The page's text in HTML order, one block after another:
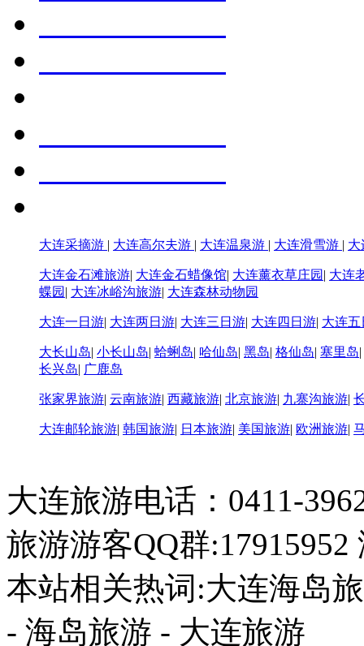
大连采摘游 | 大连高尔夫游 | 大连温泉游 | 大连滑雪游 |
大连金石滩旅游| 大连金石蜡像馆| 大连薰衣草庄园 | 大连
蝶园 | 大连冰峪沟旅游| 大连森林动物园
大连一日游| 大连两日游| 大连三日游| 大连四日游| 大连五
大长山岛| 小长山岛| 蛤蜊岛| 哈仙岛| 黑岛| 格仙岛| 塞里岛|
长兴岛| 广鹿岛
张家界旅游| 云南旅游| 西藏旅游| 北京旅游| 九寨沟旅游|
大连邮轮旅游| 韩国旅游| 日本旅游| 美国旅游| 欧洲旅游|
大连旅游电话：0411-
旅游游客QQ群
本站相关热词:大连海岛
- 海岛旅游 - 大连旅游